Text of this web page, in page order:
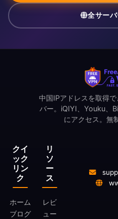
全サー
クイ
ック
リン
ク
ホーム
ブログ
リ
ソ
ー
ス
レビ
ュー
中国IPアドレスを取得
バー。iQIYI、Youku、
にアクセス。無